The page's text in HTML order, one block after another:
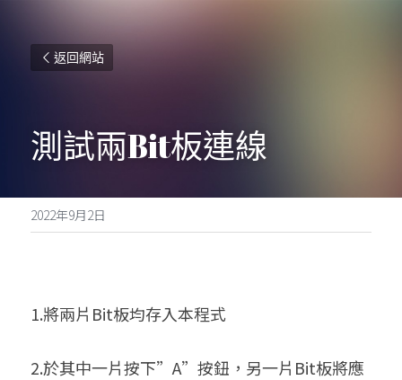
返回網站
測試兩Bit板連線
2022年9月2日
1.將兩片Bit板均存入本程式
2.於其中一片按下”A”按鈕，另一片Bit板將應